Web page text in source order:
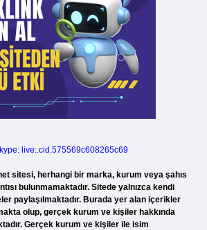
live:.cid.575569c608265c69
sitesi, herhangi bir marka, kurum veya şahıs
bulunmamaktadır. Sitede yalnızca kendi
paylaşılmaktadır. Burada yer alan içerikler
olup, gerçek kurum ve kişiler hakkında
Gerçek kurum ve kişiler ile isim